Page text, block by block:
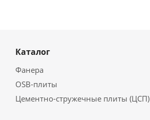
Каталог
Фанера
OSB-плиты
Цементно-стружечные плиты (ЦСП)